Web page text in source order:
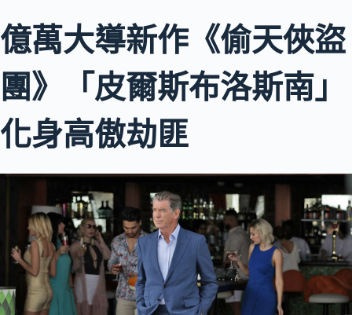
億萬大導新作《偷天俠盜
團》「皮爾斯布洛斯南」
化身高傲劫匪